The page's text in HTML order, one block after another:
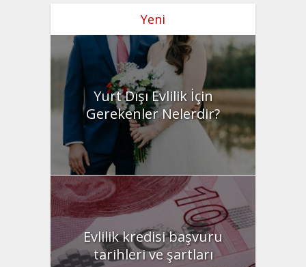
Yeni
Yurt Dışı Evlilik İçin
Gerekenler Nelerdir?
Evlilik kredisi başvuru
tarihleri ve şartları